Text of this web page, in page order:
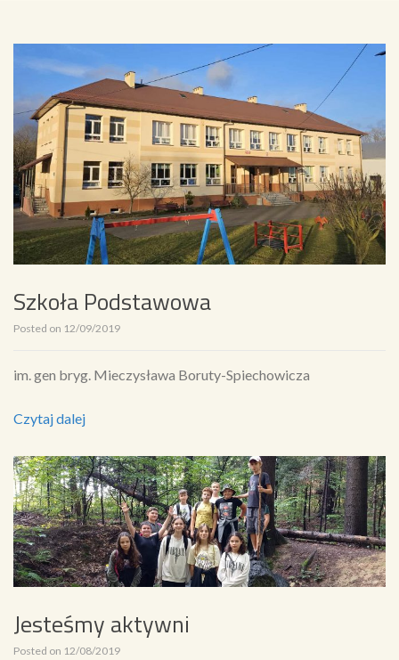
Szkoła Podstawowa
Posted on 12/09/2019
im. gen bryg. Mieczysława Boruty-Spiechowicza
Czytaj dalej
Jesteśmy aktywni
Posted on 12/08/2019